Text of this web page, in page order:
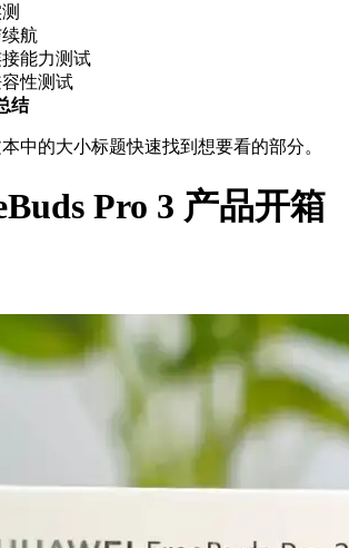
航
能力测试
性测试
结
中的大小标题快速找到想要看的部分。
Pro 3 产品开箱